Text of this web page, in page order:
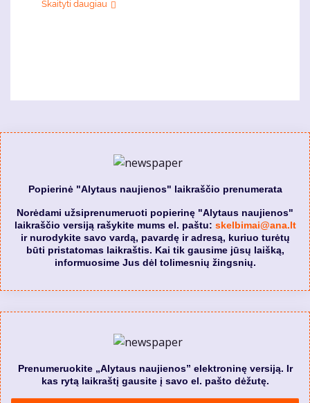
Skaityti daugiau
Popierinė "Alytaus naujienos" laikraščio prenumerata
Norėdami užsiprenumeruoti popierinę "Alytaus naujienos"
laikraščio versiją rašykite mums el. paštu: skelbimai@ana.lt
ir nurodykite savo vardą, pavardę ir adresą, kuriuo turėtų
būti pristatomas laikraštis. Kai tik gausime jūsų laišką,
informuosime Jus dėl tolimesnių žingsnių.
Prenumeruokite „Alytaus naujienos” elektroninę versiją. Ir
kas rytą laikraštį gausite į savo el. pašto dėžutę.